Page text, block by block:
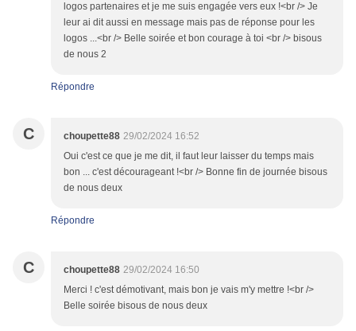
logos partenaires et je me suis engagée vers eux !<br /> Je
leur ai dit aussi en message mais pas de réponse pour les
logos ...<br /> Belle soirée et bon courage à toi <br /> bisous
de nous 2
Répondre
C choupette88 29/02/2024 16:52
Oui c'est ce que je me dit, il faut leur laisser du temps mais
bon ... c'est décourageant !<br /> Bonne fin de journée bisous
de nous deux
Répondre
C choupette88 29/02/2024 16:50
Merci ! c'est démotivant, mais bon je vais m'y mettre !<br />
Belle soirée bisous de nous deux